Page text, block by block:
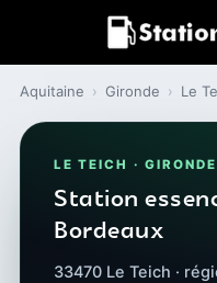
Aquitaine › Gironde › Le
LE TEICH · GIRONDE
Station
Bordeaux
33470 Le Teich ·